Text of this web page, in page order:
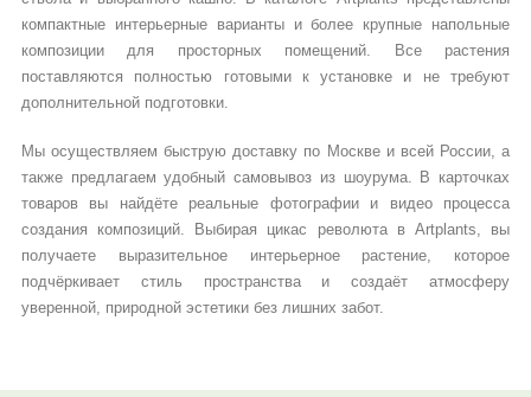
компактные интерьерные варианты и более крупные напольные
композиции для просторных помещений. Все растения
поставляются полностью готовыми к установке и не требуют
дополнительной подготовки.
Мы осуществляем быструю доставку по Москве и всей России, а
также предлагаем удобный самовывоз из шоурума. В карточках
товаров вы найдёте реальные фотографии и видео процесса
создания композиций. Выбирая цикас революта в Artplants, вы
получаете выразительное интерьерное растение, которое
подчёркивает стиль пространства и создаёт атмосферу
уверенной, природной эстетики без лишних забот.